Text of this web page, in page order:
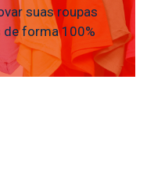
suas roupas
de forma 100%